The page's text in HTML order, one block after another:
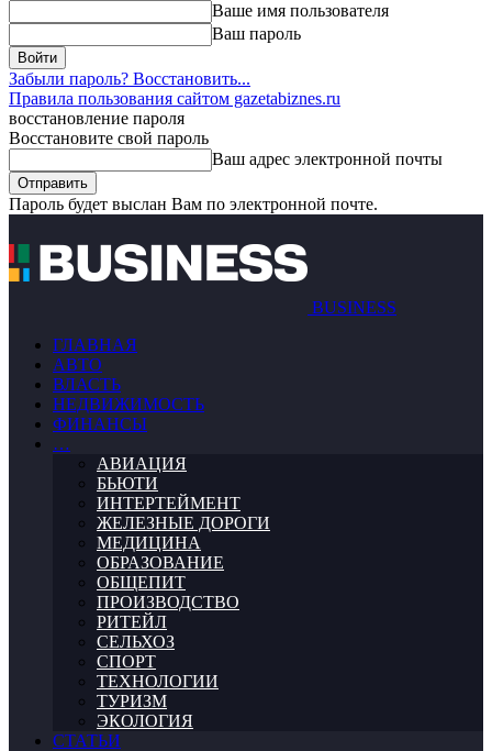
Ваше имя пользователя
Ваш пароль
Забыли пароль? Восстановить...
Правила пользования сайтом gazetabiznes.ru
восстановление пароля
Восстановите свой пароль
Ваш адрес электронной почты
Пароль будет выслан Вам по электронной почте.
BUSINESS
ГЛАВНАЯ
АВТО
ВЛАСТЬ
НЕДВИЖИМОСТЬ
ФИНАНСЫ
…
АВИАЦИЯ
БЬЮТИ
ИНТЕРТЕЙМЕНТ
ЖЕЛЕЗНЫЕ ДОРОГИ
МЕДИЦИНА
ОБРАЗОВАНИЕ
ОБЩЕПИТ
ПРОИЗВОДСТВО
РИТЕЙЛ
СЕЛЬХОЗ
СПОРТ
ТЕХНОЛОГИИ
ТУРИЗМ
ЭКОЛОГИЯ
СТАТЬИ